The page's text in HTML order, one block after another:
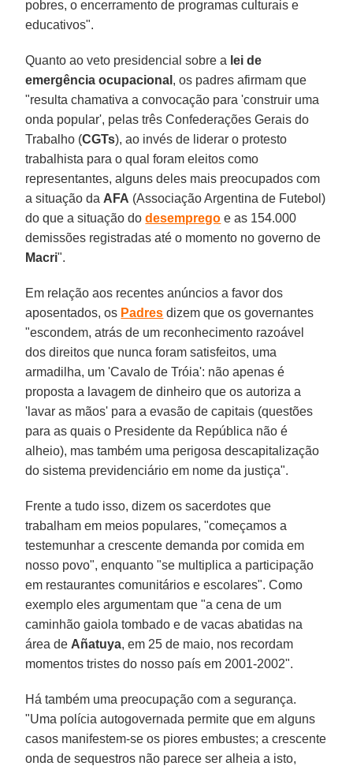
pobres, o encerramento de programas culturais e
educativos".
Quanto ao veto presidencial sobre a lei de
emergência ocupacional , os padres afirmam que
"resulta chamativa a convocação para 'construir uma
onda popular', pelas três Confederações Gerais do
Trabalho (CGTs), ao invés de liderar o protesto
trabalhista para o qual foram eleitos como
representantes, alguns deles mais preocupados com
a situação da AFA (Associação Argentina de Futebol)
do que a situação dodesemprego e as 154.000
demissões registradas até o momento no governo de
Macri".
Em relação aos recentes anúncios a favor dos
aposentados, os Padres dizem que os governantes
"escondem, atrás de um reconhecimento razoável
dos direitos que nunca foram satisfeitos, uma
armadilha, um 'Cavalo de Tróia': não apenas é
proposta a lavagem de dinheiro que os autoriza a
'lavar as mãos' para a evasão de capitais (questões
para as quais o Presidente da República não é
alheio), mas também uma perigosa descapitalização
do sistema previdenciário em nome da justiça".
Frente a tudo isso, dizem os sacerdotes que
trabalham em meios populares, "começamos a
testemunhar a crescente demanda por comida em
nosso povo", enquanto "se multiplica a participação
em restaurantes comunitários e escolares". Como
exemplo eles argumentam que "a cena de um
caminhão gaiola tombado e de vacas abatidas na
área de Añatuya, em 25 de maio, nos recordam
momentos tristes do nosso país em 2001-2002".
Há também uma preocupação com a segurança.
"Uma polícia autogovernada permite que em alguns
casos manifestem-se os piores embustes; a crescente
onda de sequestros não parece ser alheia a isto,